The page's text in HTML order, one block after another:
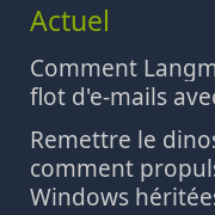
Actuel
Comment
flot d'e-mails
Remettre le
comment
Windows